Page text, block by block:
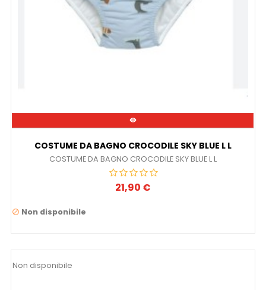

COSTUME DA BAGNO CROCODILE SKY BLUE L L
COSTUME DA BAGNO CROCODILE SKY BLUE L L
Prezzo
21,90 €
 Non disponibile
Non disponibile